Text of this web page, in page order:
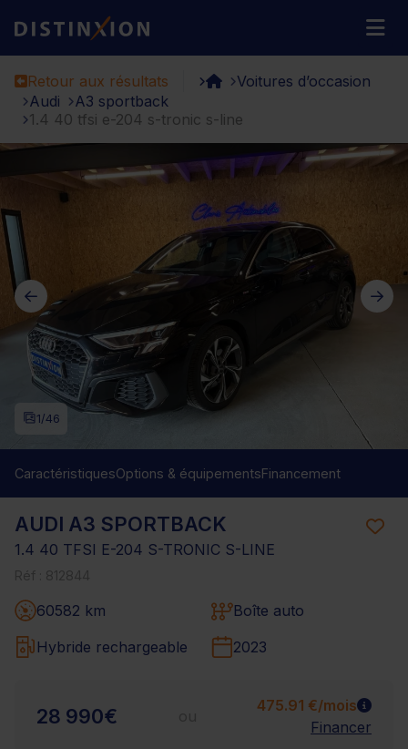
Distinxion
Retour aux résultats
Voitures d’occasion
Audi
A3 sportback
1.4 40 tfsi e-204 s-tronic s-line
AUDI A3 SPORTBACK
1.4 40 TFSI E-204 S-TRONIC S-LINE
60582 km
Boîte auto
Hybride rechargeable
2023
28 990€
475.91 €/mois
Financer
1/46
CaractéristiquesOptions & équipementsFinancement